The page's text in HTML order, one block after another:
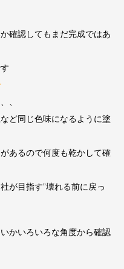
確認してもまだ完成ではあ
、
ど同じ色味になるように塗
あるので何度も乾かして確
が目指す”壊れる前に戻っ
かいろいろな角度から確認